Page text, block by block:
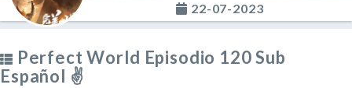
22-07-2023
Perfect World Episodio 120 Sub
Español ✌